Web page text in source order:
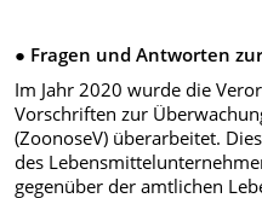
● Fragen und Antworten
Im Jahr 2020 wurde die
Vorschriften zur
(ZoonoseV) überarbeitet.
des
gegenüber der amtlichen